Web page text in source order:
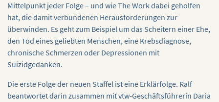
Mittelpunkt jeder Folge – und wie The Work dabei geholfen
hat, die damit verbundenen Herausforderungen zur
überwinden. Es geht zum Beispiel um das Scheitern einer Ehe,
den Tod eines geliebten Menschen, eine Krebsdiagnose,
chronische Schmerzen oder Depressionen mit
Suizidgedanken.
Die erste Folge der neuen Staffel ist eine Erklärfolge. Ralf
beantwortet darin zusammen mit vtw-Geschäftsführerin Daria